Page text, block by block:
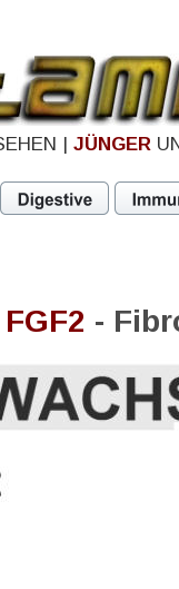
| JÜNGER
FGF2 -
FGF2
Factor